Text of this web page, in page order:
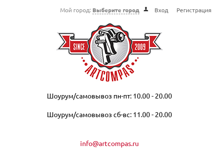
Мой город: Выберите город Вход Регистрация
Шоурум/самовывоз пн-пт: 10.00 - 20.00
Шоурум/самовывоз сб-вс: 11.00 - 20.00
info@artcompas.ru